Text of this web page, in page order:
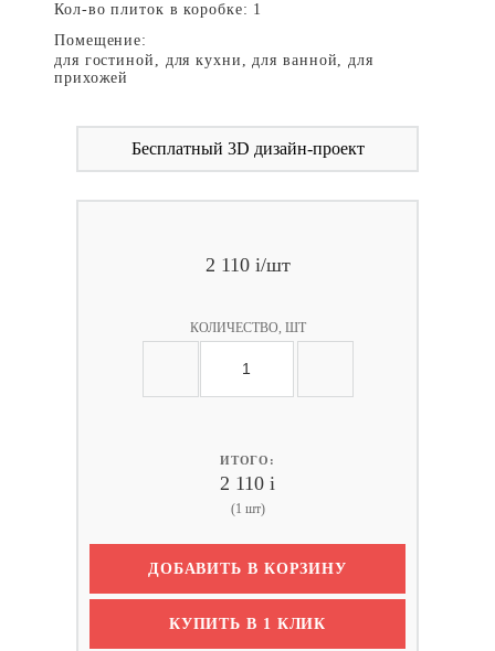
Кол-во плиток в коробке: 1
Помещение:
для гостиной, для кухни, для ванной, для
прихожей
Бесплатный 3D дизайн-проект
2 110 i/шт
КОЛИЧЕСТВО, ШТ
ИТОГО:
2 110 i
(1 шт)
ДОБАВИТЬ В КОРЗИНУ
КУПИТЬ В 1 КЛИК